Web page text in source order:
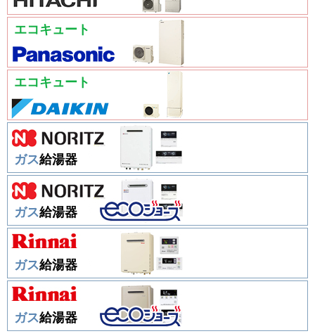
エコキュート
エコキュート
ガス給湯器
ガス給湯器
ガス給湯器
ガス給湯器